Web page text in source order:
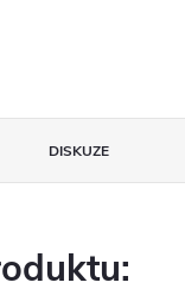
DISKUZE